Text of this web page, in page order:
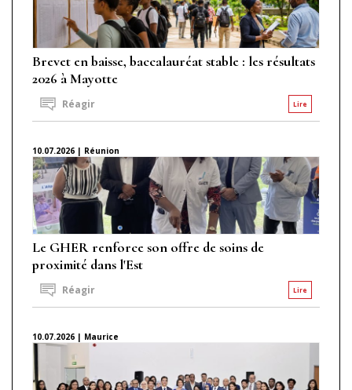
Brevet en baisse, baccalauréat stable : les résultats
2026 à Mayotte
Lire
Réagir
10.07.2026 | Réunion
Le GHER renforce son offre de soins de
proximité dans l'Est
Lire
Réagir
10.07.2026 | Maurice